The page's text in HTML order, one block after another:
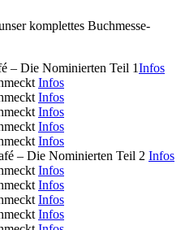
komplettes Buchmesse-
– Die Nominierten Teil 1Infos
Infos
Infos
Infos
Infos
Infos
– Die Nominierten Teil 2 Infos
Infos
Infos
Infos
Infos